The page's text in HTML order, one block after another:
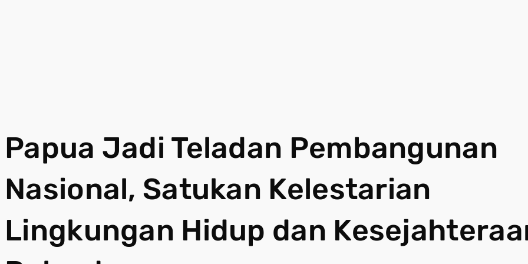
Papua Jadi Teladan Pembangunan
Nasional, Satukan Kelestarian
Lingkungan Hidup dan